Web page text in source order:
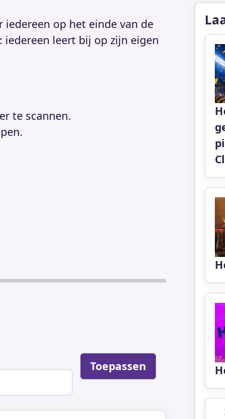
iedereen op het einde van de
leert bij op zijn eigen
te scannen.